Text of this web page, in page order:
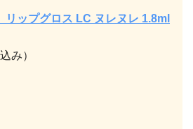
リップグロス LC ヌレヌレ 1.8ml
み）